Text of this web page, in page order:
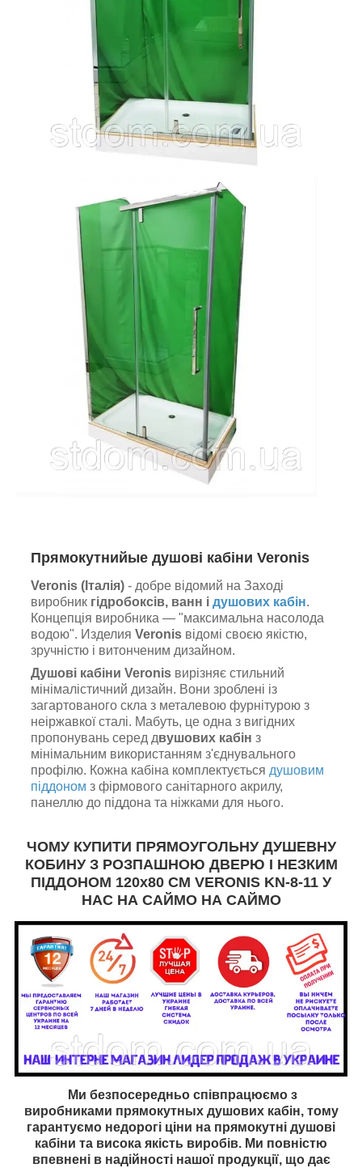
Прямокутнийые душові кабіни Veronis
Veronis (Італія) - добре відомий на Заході
виробник гідробоксів, ванн і душових кабін.
Концепція виробника — "максимальна насолода
водою". Изделия Veronis відомі своєю якістю,
зручністю і витонченим дизайном.
Душові кабіни Veronis вирізняє стильний
мінімалістичний дизайн. Вони зроблені із
загартованого скла з металевою фурнітурою з
неіржавкої сталі. Мабуть, це одна з вигідних
пропонувань серед двушових кабін з
мінімальним використанням з'єднувального
профілю. Кожна кабіна комплектується душовим
піддоном з фірмового санітарного акрилу,
панеллю до піддона та ніжками для нього.
ЧОМУ КУПИТИ ПРЯМОУГОЛЬНУ ДУШЕВНУ
КОБИНУ З РОЗПАШНОЮ ДВЕРЮ І НЕЗКИМ
ПІДДОНОМ 120х80 СМ VERONIS KN-8-11 У
НАС НА САЙМО НА САЙМО
Ми безпосередньо співпрацюємо з
виробниками прямокутных душових кабін, тому
гарантуємо недорогі ціни на прямокутні душові
кабіни та висока якість виробів. Ми повністю
впевнені в надійності нашої продукції, що дає